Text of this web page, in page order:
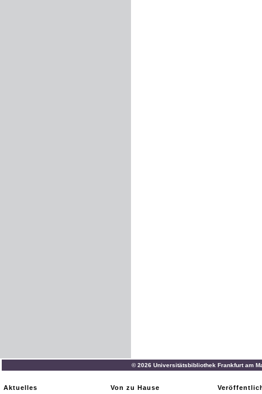
© 2026 Universitätsbibliothek Frankfurt am
Aktuelles
Von zu Hause